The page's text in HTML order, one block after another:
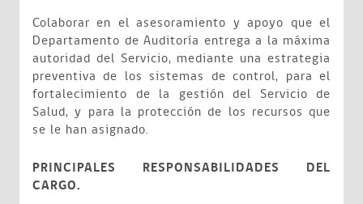
Colaborar en el asesoramiento y apoyo que el
Departamento de Auditoría entrega a la máxima
autoridad del Servicio, mediante una estrategia
preventiva de los sistemas de control, para el
fortalecimiento de la gestión del Servicio de
Salud, y para la protección de los recursos que
se le han asignado.
PRINCIPALES RESPONSABILIDADES DEL
CARGO.